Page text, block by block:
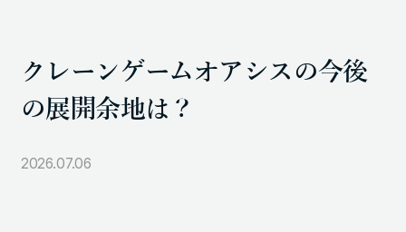
LOCATION
東京都港区東新橋1-9-1 東京汐留ビルディング6階
クレーンゲームオアシスの今後
の展開余地は？
2026.07.06